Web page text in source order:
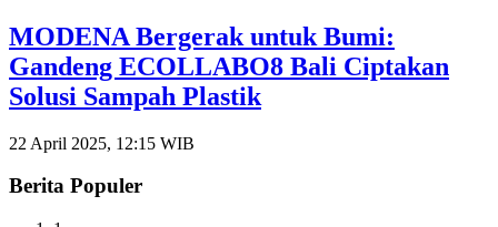
MODENA Bergerak untuk Bumi:
Gandeng ECOLLABO8 Bali Ciptakan
Solusi Sampah Plastik
22 April 2025, 12:15 WIB
Berita Populer